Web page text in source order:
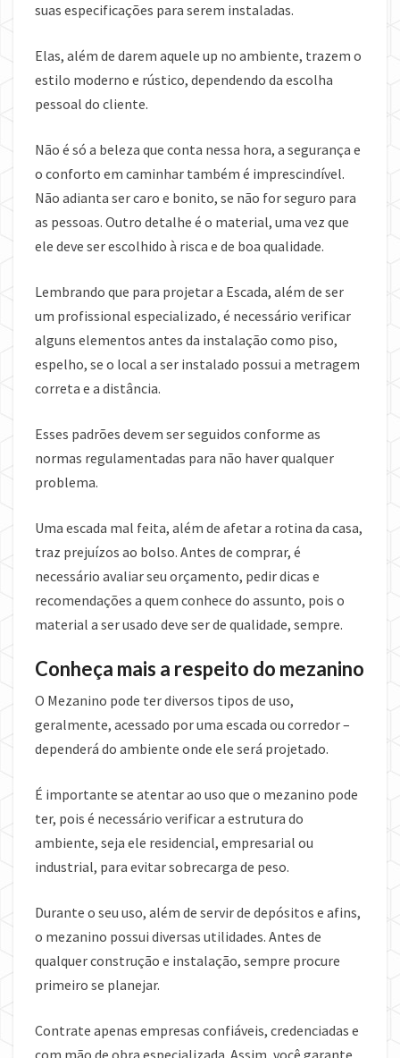
suas especificações para serem instaladas.
Elas, além de darem aquele up no ambiente, trazem o
estilo moderno e rústico, dependendo da escolha
pessoal do cliente.
Não é só a beleza que conta nessa hora, a segurança e
o conforto em caminhar também é imprescindível.
Não adianta ser caro e bonito, se não for seguro para
as pessoas. Outro detalhe é o material, uma vez que
ele deve ser escolhido à risca e de boa qualidade.
Lembrando que para projetar a Escada, além de ser
um profissional especializado, é necessário verificar
alguns elementos antes da instalação como piso,
espelho, se o local a ser instalado possui a metragem
correta e a distância.
Esses padrões devem ser seguidos conforme as
normas regulamentadas para não haver qualquer
problema.
Uma escada mal feita, além de afetar a rotina da casa,
traz prejuízos ao bolso. Antes de comprar, é
necessário avaliar seu orçamento, pedir dicas e
recomendações a quem conhece do assunto, pois o
material a ser usado deve ser de qualidade, sempre.
Conheça mais a respeito do mezanino
O Mezanino pode ter diversos tipos de uso,
geralmente, acessado por uma escada ou corredor –
dependerá do ambiente onde ele será projetado.
É importante se atentar ao uso que o mezanino pode
ter, pois é necessário verificar a estrutura do
ambiente, seja ele residencial, empresarial ou
industrial, para evitar sobrecarga de peso.
Durante o seu uso, além de servir de depósitos e afins,
o mezanino possui diversas utilidades. Antes de
qualquer construção e instalação, sempre procure
primeiro se planejar.
Contrate apenas empresas confiáveis, credenciadas e